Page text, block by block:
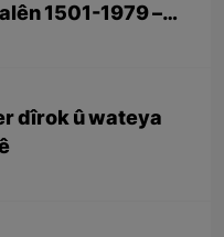
1501-1979 –
dîrok û wateya